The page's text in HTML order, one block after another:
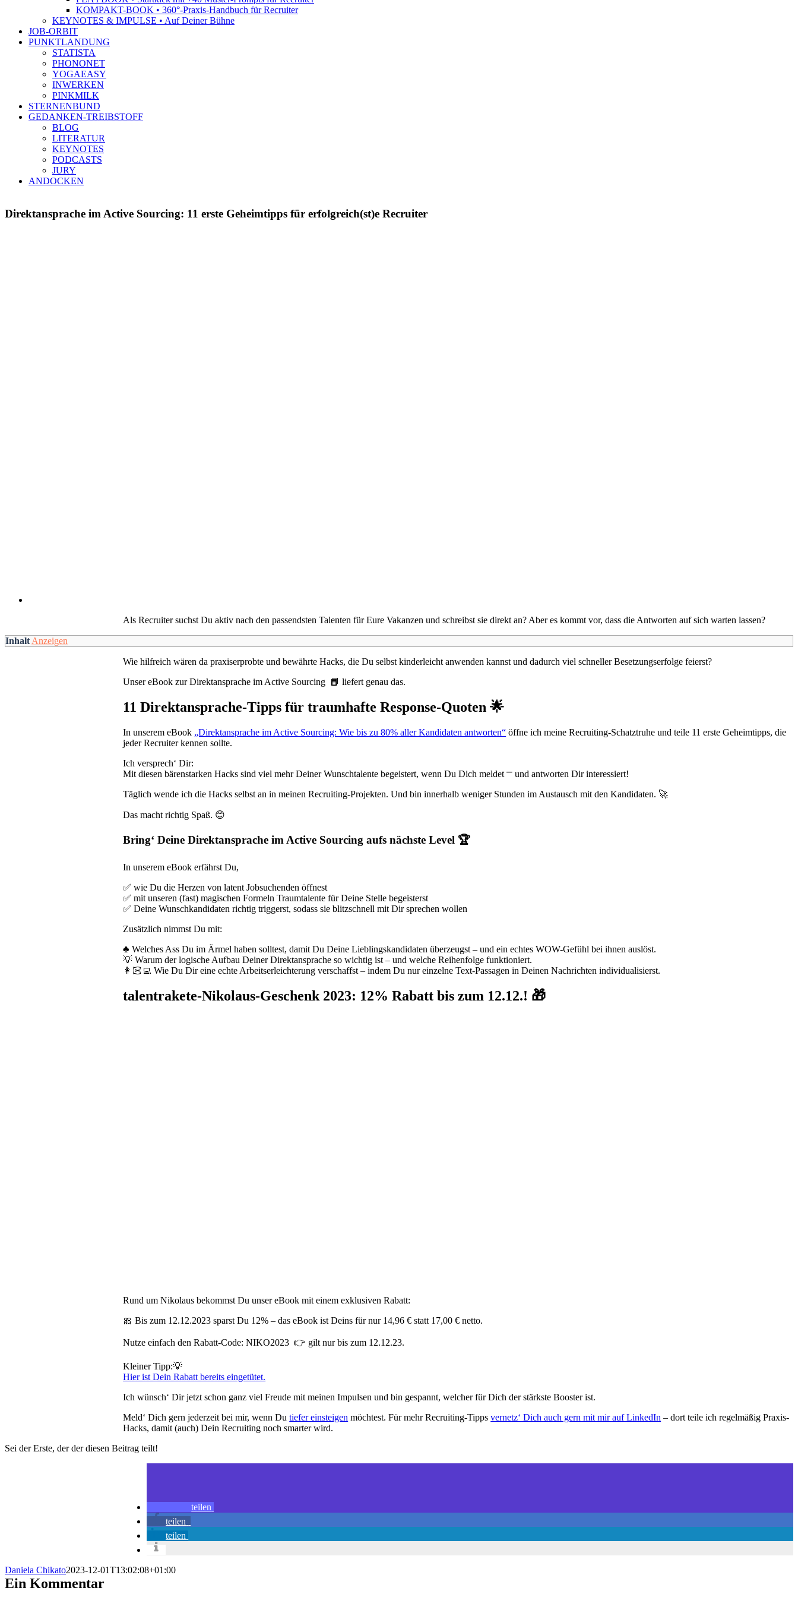
KOMPAKT-BOOK • 360°-Praxis-Handbuch für Recruiter
KEYNOTES & IMPULSE • Auf Deiner Bühne
JOB-ORBIT
PUNKTLANDUNG
STATISTA
PHONONET
YOGAEASY
INWERKEN
PINKMILK
STERNENBUND
GEDANKEN-TREIBSTOFF
BLOG
LITERATUR
KEYNOTES
PODCASTS
JURY
ANDOCKEN
Direktansprache im Active Sourcing: 11 erste Geheimtipps für erfolgreich(st)e Recruiter
Als Recruiter suchst Du aktiv nach den passendsten Talenten für Eure Vakanzen und schreibst sie direkt an? Aber es kommt vor, dass die Antworten auf sich warten lassen?
InhaltAnzeigen
Wie hilfreich wären da praxiserprobte und bewährte Hacks, die Du selbst kinderleicht anwenden kannst und dadurch viel schneller Besetzungserfolge feierst?
Unser eBook zur Direktansprache im Active Sourcing 📙 liefert genau das.
11 Direktansprache-Tipps für traumhafte Response-Quoten 🌟
In unserem eBook „Direktansprache im Active Sourcing: Wie bis zu 80% aller Kandidaten antworten“ öffne ich meine Recruiting-Schatztruhe und teile 11 erste Geheimtipps, die
jeder Recruiter kennen sollte.
Ich versprech‘ Dir:
Mit diesen bärenstarken Hacks sind viel mehr Deiner Wunschtalente begeistert, wenn Du Dich meldet ⎻ und antworten Dir interessiert!
Täglich wende ich die Hacks selbst an in meinen Recruiting-Projekten. Und bin innerhalb weniger Stunden im Austausch mit den Kandidaten. 🚀
Das macht richtig Spaß. 😊
Bring‘ Deine Direktansprache im Active Sourcing aufs nächste Level 🏆
In unserem eBook erfährst Du,
✅ wie Du die Herzen von latent Jobsuchenden öffnest
✅ mit unseren (fast) magischen Formeln Traumtalente für Deine Stelle begeisterst
✅ Deine Wunschkandidaten richtig triggerst, sodass sie blitzschnell mit Dir sprechen wollen
Zusätzlich nimmst Du mit:
♣️ Welches Ass Du im Ärmel haben solltest, damit Du Deine Lieblingskandidaten überzeugst – und ein echtes WOW-Gefühl bei ihnen auslöst.
💡 Warum der logische Aufbau Deiner Direktansprache so wichtig ist – und welche Reihenfolge funktioniert.
👩🏻‍💻 Wie Du Dir eine echte Arbeitserleichterung verschaffst – indem Du nur einzelne Text-Passagen in Deinen Nachrichten individualisierst.
talentrakete-Nikolaus-Geschenk 2023: 12% Rabatt bis zum 12.12.! 🎁
Rund um Nikolaus bekommst Du unser eBook mit einem exklusiven Rabatt:
🎀 Bis zum 12.12.2023 sparst Du 12% – das eBook ist Deins für nur 14,96 € statt 17,00 € netto.
Nutze einfach den Rabatt-Code: NIKO2023 👉 gilt nur bis zum 12.12.23.
Kleiner Tipp:💡
Hier ist Dein Rabatt bereits eingetütet.
Ich wünsch‘ Dir jetzt schon ganz viel Freude mit meinen Impulsen und bin gespannt, welcher für Dich der stärkste Booster ist.
Meld‘ Dich gern jederzeit bei mir, wenn Dutiefer einsteigen möchtest. Für mehr Recruiting-Tippsvernetz‘ Dich auch gern mit mir auf LinkedIn – dort teile ich regelmäßig Praxis-
Hacks, damit (auch) Dein Recruiting noch smarter wird.
Sei der Erste, der der diesen Beitrag teilt!
teilen
teilen
teilen
Daniela Chikato2023-12-01T13:02:08+01:00
Ein Kommentar